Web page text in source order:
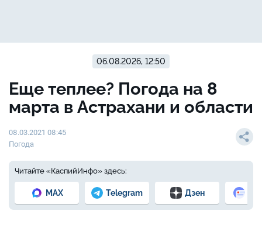
06.08.2026, 12:50
Еще теплее? Погода на 8
марта в Астрахани и области
08.03.2021 08:45
Погода
Читайте «КаспийИнфо» здесь:
MAX Telegram Дзен